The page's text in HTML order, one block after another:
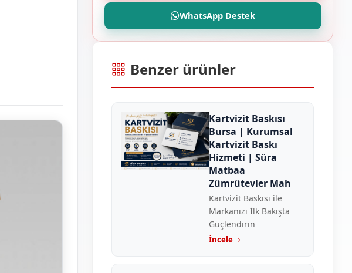
WhatsApp Destek
Benzer ürünler
Kartvizit Baskısı
Bursa | Kurumsal
Kartvizit Baskı
Hizmeti | Süra
Matbaa
Zümrütevler Mah
Kartvizit Baskısı ile
Markanızı İlk Bakışta
Güçlendirin
İncele